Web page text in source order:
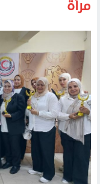
مرأة